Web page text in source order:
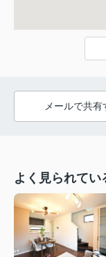
メールで共有
よく見られてい